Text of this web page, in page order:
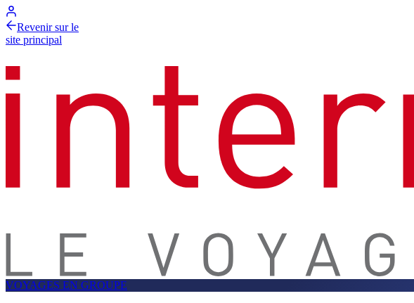
Revenir sur le
site principal
VOYAGES EN GROUPE